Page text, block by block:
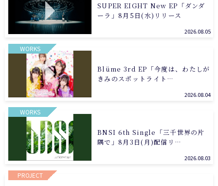
SUPER EIGHT New EP「ダンダ
ーラ」8月5日(水)リリース
2026.08.05
WORKS
Blüme 3rd EP「今度は、わたしが
きみのスポットライト…
2026.08.04
WORKS
BNSI 6th Single「三千世界の片
隅で」8月3日(月)配信リ…
2026.08.03
PROJECT